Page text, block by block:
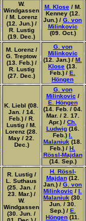
W.
Windgassen
/ M. Lorenz
(12. Jun.) /
R. Lustig
(19. Dec.)
M. Klose/ M.
Kenney (12.
Jun.) / G. von
Milinkovic
(09. Oct.)
M. Lorenz /
G. Treptow
(13. Feb.) /
R. Lustig
(27. Dec.)
G. von
Milinkovic
(12. Jan.) / M.
Klose (13.
Feb.) / E.
Höngen
K. Liebl (08.
Jan. / 14.
Feb.) / R.
Lustig / M.
Lorenz (28.
May / 22.
Dec.)
G. von
Milinkovic /
E. Höngen
(14. Feb. / 04.
Mar. / 2. 17.
Apr.) / Ch.
Ludwig(16.
Feb.) I.
Malaniuk (18.
Feb.) / H.
Rössl-Majdan
(14. Sep.)
R. Lustig /
L. Suthaus
(25. Jan. /
23. Mar.) /
W.
Windgassen
(30. Jun. /
H. Rössl-
Majdan(12.
Jan.) / G. von
Milinkovic / I.
Malaniuk (30.
Jun. / 30.
Sep.) / E.
Höngen (11.